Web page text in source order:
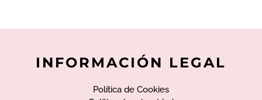
INFORMACIÓN LEGAL
Política de Cookies